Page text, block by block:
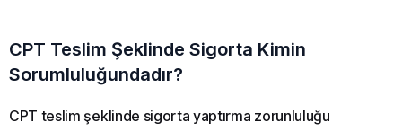
CPT Teslim Şeklinde Sigorta Kimin
Sorumluluğundadır?
CPT teslim şeklinde sigorta yaptırma zorunluluğu